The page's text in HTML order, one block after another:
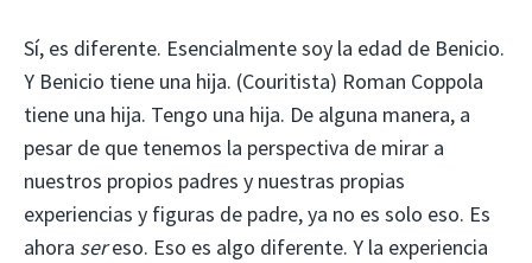
Sí, es diferente. Esencialmente soy la edad de Benicio.
Y Benicio tiene una hija. (Couritista) Roman Coppola
tiene una hija. Tengo una hija. De alguna manera, a
pesar de que tenemos la perspectiva de mirar a
nuestros propios padres y nuestras propias
experiencias y figuras de padre, ya no es solo eso. Es
ahora sereso. Eso es algo diferente. Y la experiencia